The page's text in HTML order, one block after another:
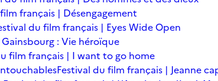
français | Désengagement
du film français | Eyes Wide Open
: Vie héroïque
film français | I want to go home
Festival du film français | Jeanne